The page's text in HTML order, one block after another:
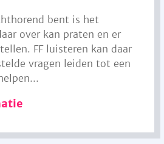
bent is het
over kan praten en er
FF luisteren kan daar
vragen leiden tot een